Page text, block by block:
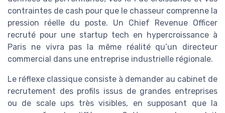
contraintes de cash pour que le chasseur comprenne la
pression réelle du poste. Un Chief Revenue Officer
recruté pour une startup tech en hypercroissance à
Paris ne vivra pas la même réalité qu’un directeur
commercial dans une entreprise industrielle régionale.
Le réflexe classique consiste à demander au cabinet de
recrutement des profils issus de grandes entreprises
ou de scale ups très visibles, en supposant que la